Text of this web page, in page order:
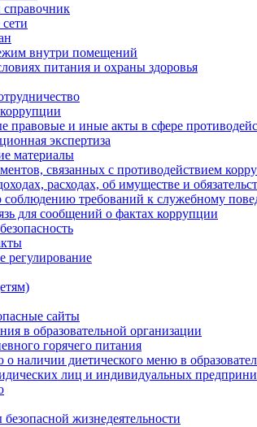
внутри помещений
питания и охраны здоровья
правовые и иные акты в сфере
экспертиза
материалы
связанных с противодействием
расходах, об имуществе и
требований к служебному
для сообщений о фактах коррупции
регулирование
сайты
в образовательной организации
горячего питания
наличии диетического меню в
лиц и индивидуальных
безопасной жизнедеятельности